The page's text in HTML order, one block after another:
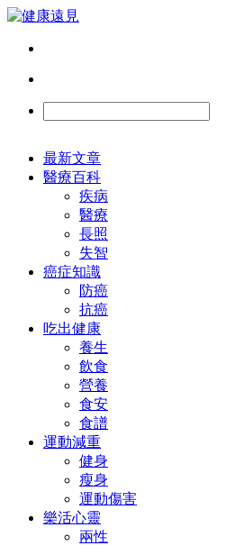
最新文章
醫療百科
疾病
醫療
長照
失智
癌症知識
防癌
抗癌
吃出健康
養生
飲食
營養
食安
食譜
運動減重
健身
瘦身
運動傷害
樂活心靈
兩性